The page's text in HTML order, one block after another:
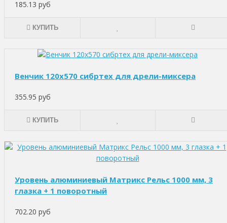
185.13 руб
КУПИТЬ
Венчик 120х570 сибртех для дрели-миксера
355.95 руб
КУПИТЬ
Уровень алюминиевый Матрикс Рельс 1000 мм, 3
глазка + 1 поворотный
702.20 руб